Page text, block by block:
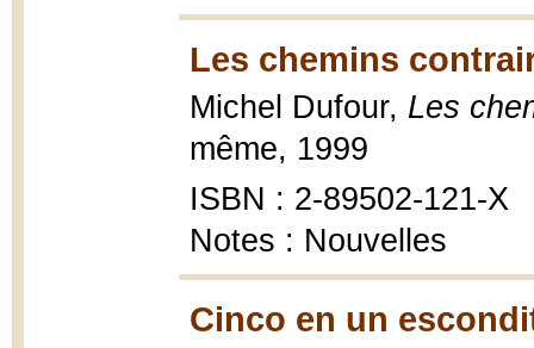
Les chemins
Michel Dufour, Les
même, 1999
ISBN : 2-89502-121-X
Notes : Nouvelles
Cinco en un